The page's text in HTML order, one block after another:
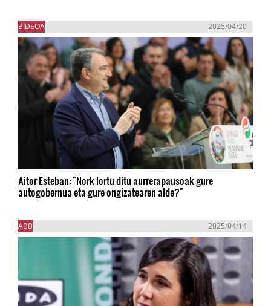
BIDEOA 2025/04/20
Aitor Esteban: "Nork lortu ditu aurrerapausoak gure
autogobernua eta gure ongizatearen alde?"
ABB 2025/04/14